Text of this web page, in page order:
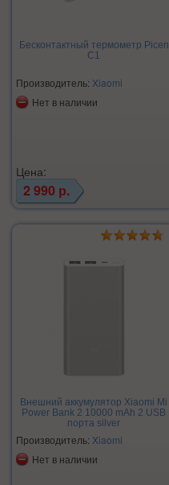
Бесконтактный термометр Picen
C1
Производитель: Xiaomi
Нет в наличии
Цена:
2 990 р.
Внешний аккумулятор Xiaomi Mi
Power Bank 2 10000 mAh 2 USB
порта silver
Производитель: Xiaomi
Нет в наличии